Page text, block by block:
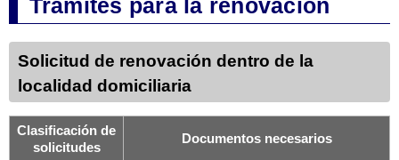
Trámites para la renovación
Solicitud de renovación dentro de la
localidad domiciliaria
Clasificación de
solicitudes
Documentos necesarios